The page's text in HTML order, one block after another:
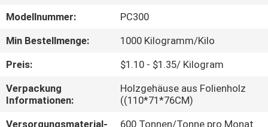
FABRIK-
AUSFLUG
QUALITÄTSKONTROLLE
TRETEN
Modellnummer:
PC300
Min Bestellmenge:
1000 Kilogramm/Kilo
Preis:
$1.10 - $1.35/ Kilogram
Verpackung
Informationen:
Holzgehäuse aus Folienholz
((110*71*76CM)
Versorgungsmaterial-
600 Tonnen/Tonne pro Monat